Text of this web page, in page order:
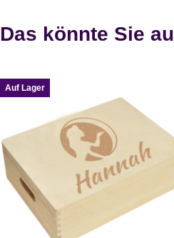
Das könnte Sie
Auf Lager